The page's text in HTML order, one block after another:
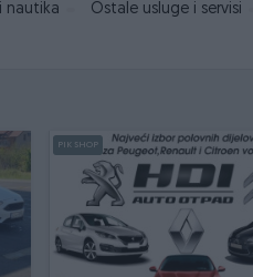
nautika Ostale usluge i servisi
PIK SHOP